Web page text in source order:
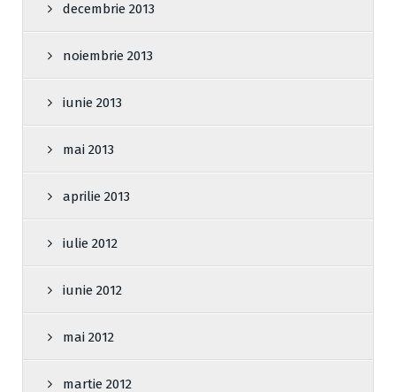
decembrie 2013
noiembrie 2013
iunie 2013
mai 2013
aprilie 2013
iulie 2012
iunie 2012
mai 2012
martie 2012